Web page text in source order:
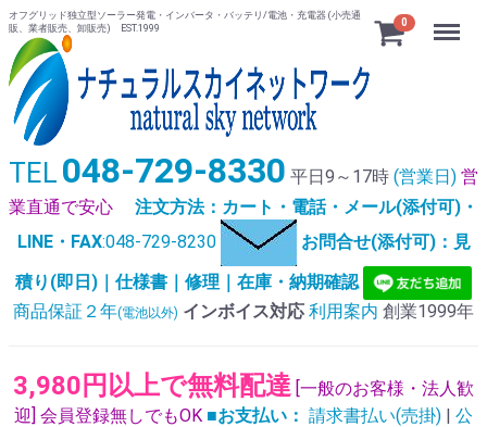
オフグリッド独立型ソーラー発電・インバータ・バッテリ/電池・充電器 (小売通
販、業者販売、卸販売) EST.1999
0 Menu
TEL 048-729-8330 平日9～17時 (営業日) 営
業直通で安心
注文方法：カート・電話・メール(添付可)・
LINE・FAX:048-729-8230
お問合せ(添付可)：見
積り(即日)｜仕様書｜修理｜在庫・納期確認
商品保証２年(電池以外) インボイス対応 利用案内 創業1999年
3,980円以上で無料配達 [一般のお客様・法人歓
迎] 会員登録無しでもOK ■お支払い： 請求書払い(売掛) | 公